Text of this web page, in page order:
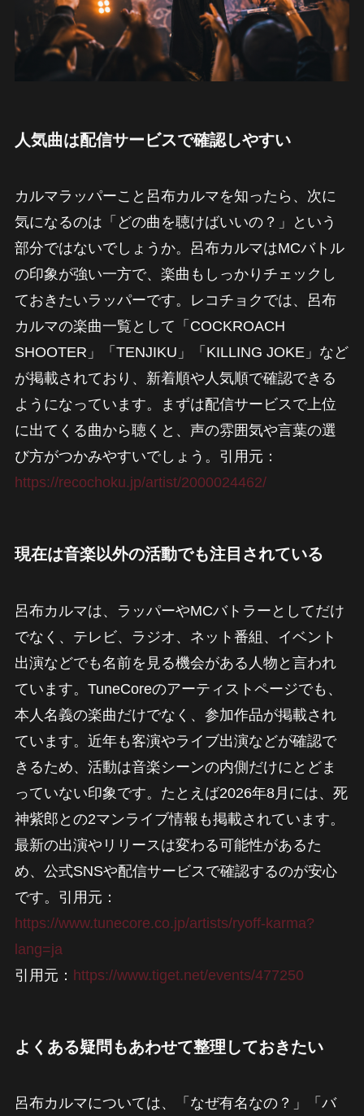
人気曲は配信サービスで確認しやすい
カルマラッパーこと呂布カルマを知ったら、次に
気になるのは「どの曲を聴けばいいの？」という
部分ではないでしょうか。呂布カルマはMCバトル
の印象が強い一方で、楽曲もしっかりチェックし
ておきたいラッパーです。レコチョクでは、呂布
カルマの楽曲一覧として「COCKROACH
SHOOTER」「TENJIKU」「KILLING JOKE」など
が掲載されており、新着順や人気順で確認できる
ようになっています。まずは配信サービスで上位
に出てくる曲から聴くと、声の雰囲気や言葉の選
び方がつかみやすいでしょう。引用元：
https://recochoku.jp/artist/2000024462/
現在は音楽以外の活動でも注目されている
呂布カルマは、ラッパーやMCバトラーとしてだけ
でなく、テレビ、ラジオ、ネット番組、イベント
出演などでも名前を見る機会がある人物と言われ
ています。TuneCoreのアーティストページでも、
本人名義の楽曲だけでなく、参加作品が掲載され
ています。近年も客演やライブ出演などが確認で
きるため、活動は音楽シーンの内側だけにとどま
っていない印象です。たとえば2026年8月には、死
神紫郎との2マンライブ情報も掲載されています。
最新の出演やリリースは変わる可能性があるた
め、公式SNSや配信サービスで確認するのが安心
です。引用元：
https://www.tunecore.co.jp/artists/ryoff-karma?
lang=ja
引用元： https://www.tiget.net/events/477250
よくある疑問もあわせて整理しておきたい
呂布カルマについては、「なぜ有名なの？」「バ